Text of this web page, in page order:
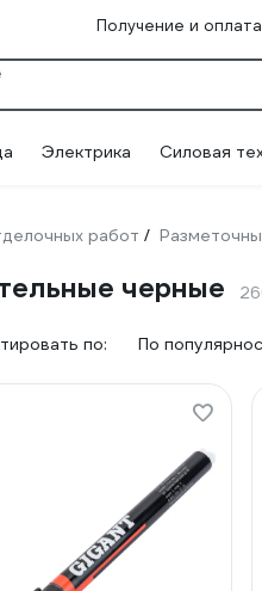
Получение и оплата
Электрика Силовая
работ /
черные
по: По